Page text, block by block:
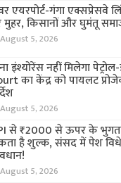
एयरपोर्ट-गंगा एक्सप्रेसवे
मुहर, किसानों और घुमंतू
August 5, 2026
इंश्योरेंस नहीं मिलेगा
का केंद्र को पायलट
August 5, 2026
से ₹2000 से ऊपर के
है शुल्क, संसद में पेश
August 5, 2026